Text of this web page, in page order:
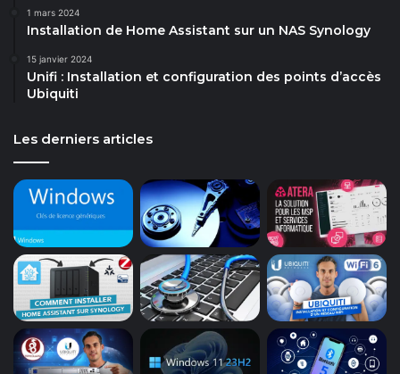
1 mars 2024
Installation de Home Assistant sur un NAS Synology
15 janvier 2024
Unifi : Installation et configuration des points d’accès
Ubiquiti
Les derniers articles